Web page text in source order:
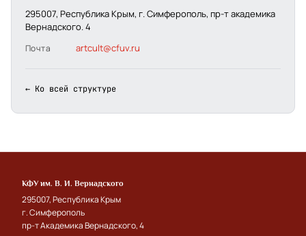
295007, Республика Крым, г. Симферополь, пр-т академика
Вернадского. 4
Почта artcult@cfuv.ru
← Ко всей структуре
КФУ им. В. И. Вернадского
295007, Республика Крым
г. Симферополь
пр-т Академика Вернадского, 4